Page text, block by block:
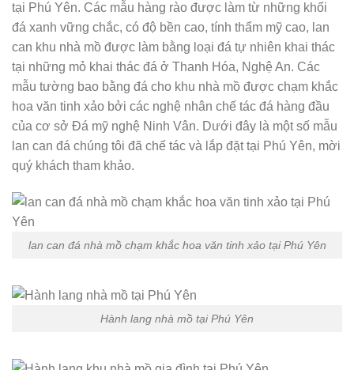
tại Phú Yên. Các mẫu hàng rào được làm từ những khối
đá xanh vững chắc, có độ bền cao, tính thẩm mỹ cao, lan
can khu nhà mồ được làm bằng loại đá tự nhiên khai thác
tại những mỏ khai thác đá ở Thanh Hóa, Nghệ An. Các
mẫu tường bao bằng đá cho khu nhà mồ được chạm khắc
hoa văn tinh xảo bởi các nghệ nhân chế tác đá hàng đầu
của cơ sở Đá mỹ nghệ Ninh Vân. Dưới đây là một số mẫu
lan can đá chúng tôi đã chế tác và lắp đặt tại Phú Yên, mời
quý khách tham khảo.
lan can đá nhà mồ chạm khắc hoa văn tinh xảo tại Phú Yên
Hành lang nhà mồ tại Phú Yên